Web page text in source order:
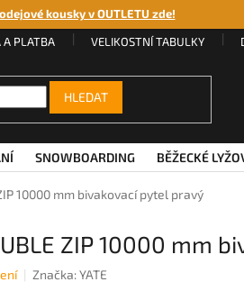
kousky v OUTLETU zde!
A PLATBA VELIKOSTNÍ TABULKY
HLEDAT
SNOWBOARDING BĚŽECKÉ
10000 mm bivakovací pytel pravý
ZIP 10000 mm
Značka:YATE